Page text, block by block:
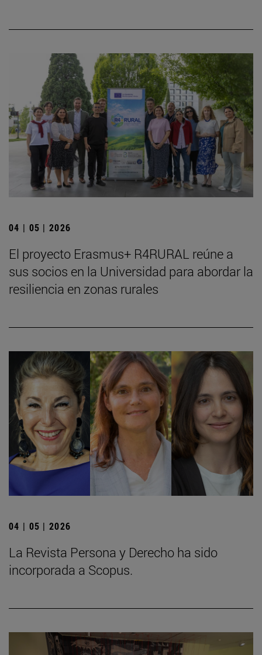
04 | 05 | 2026
El proyecto Erasmus+ R4RURAL reúne a
sus socios en la Universidad para abordar la
resiliencia en zonas rurales
04 | 05 | 2026
La Revista Persona y Derecho ha sido
incorporada a Scopus.